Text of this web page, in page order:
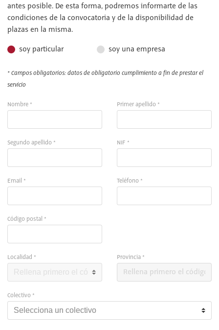
antes posible. De esta forma, podremos informarte de las
condiciones de la convocatoria y de la disponibilidad de
plazas en la misma.
soy particular soy una empresa
* Campos obligatorios: datos de obligatorio cumplimiento a fin de prestar el
servicio
Nombre * Primer apellido *
Segundo apellido * NIF *
Email * Teléfono *
Código postal *
Localidad * Provincia *
Colectivo *